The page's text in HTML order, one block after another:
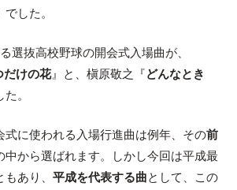
でした。
選抜高校野球の開会式入場曲が、
だけの花』と、槇原敬之『どんなとき
。
式に使われる入場行進曲は例年、その前
中から選ばれます。しかし今回は平成最
あり、 平成を代表する曲として、この